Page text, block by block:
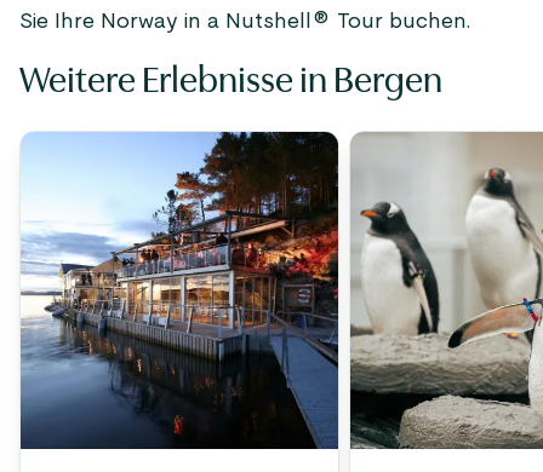
Sie Ihre Norway in a Nutshell® Tour buchen.
Weitere Erlebnisse in Bergen